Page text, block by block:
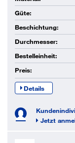
Güte:
Beschichtung:
Durchmesser:
Bestelleinheit:
Preis:
Details
Jetzt